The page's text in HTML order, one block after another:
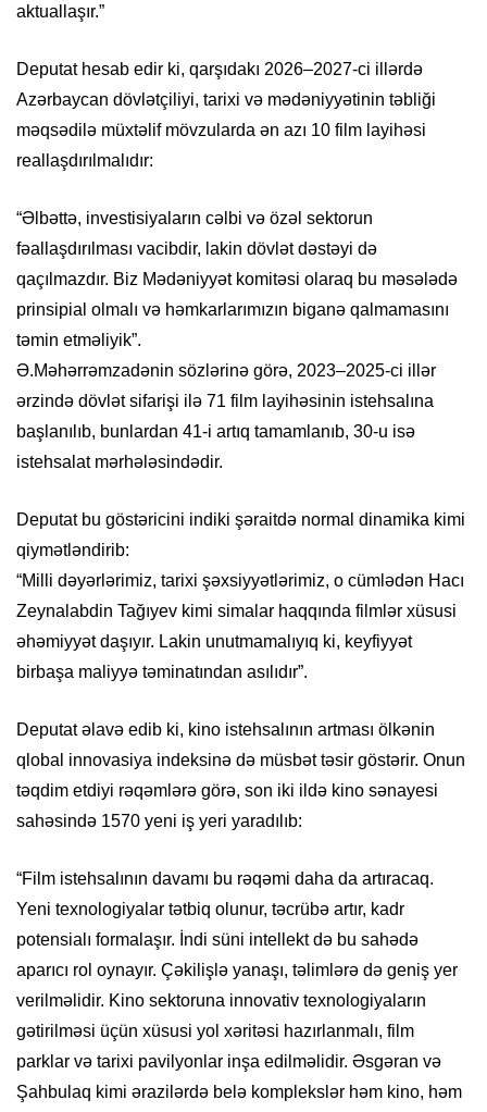
aktuallaşır.”
Deputat hesab edir ki, qarşıdakı 2026–2027-ci illərdə
Azərbaycan dövlətçiliyi, tarixi və mədəniyyətinin təbliği
məqsədilə müxtəlif mövzularda ən azı 10 film layihəsi
reallaşdırılmalıdır:
“Əlbəttə, investisiyaların cəlbi və özəl sektorun
fəallaşdırılması vacibdir, lakin dövlət dəstəyi də
qaçılmazdır. Biz Mədəniyyət komitəsi olaraq bu məsələdə
prinsipial olmalı və həmkarlarımızın biganə qalmamasını
təmin etməliyik”.
Ə.Məhərrəmzadənin sözlərinə görə, 2023–2025-ci illər
ərzində dövlət sifarişi ilə 71 film layihəsinin istehsalına
başlanılıb, bunlardan 41-i artıq tamamlanıb, 30-u isə
istehsalat mərhələsindədir.
Deputat bu göstəricini indiki şəraitdə normal dinamika kimi
qiymətləndirib:
“Milli dəyərlərimiz, tarixi şəxsiyyətlərimiz, o cümlədən Hacı
Zeynalabdin Tağıyev kimi simalar haqqında filmlər xüsusi
əhəmiyyət daşıyır. Lakin unutmamalıyıq ki, keyfiyyət
birbaşa maliyyə təminatından asılıdır”.
Deputat əlavə edib ki, kino istehsalının artması ölkənin
qlobal innovasiya indeksinə də müsbət təsir göstərir. Onun
təqdim etdiyi rəqəmlərə görə, son iki ildə kino sənayesi
sahəsində 1570 yeni iş yeri yaradılıb:
“Film istehsalının davamı bu rəqəmi daha da artıracaq.
Yeni texnologiyalar tətbiq olunur, təcrübə artır, kadr
potensialı formalaşır. İndi süni intellekt də bu sahədə
aparıcı rol oynayır. Çəkilişlə yanaşı, təlimlərə də geniş yer
verilməlidir. Kino sektoruna innovativ texnologiyaların
gətirilməsi üçün xüsusi yol xəritəsi hazırlanmalı, film
parklar və tarixi pavilyonlar inşa edilməlidir. Əsgəran və
Şahbulaq kimi ərazilərdə belə komplekslər həm kino, həm